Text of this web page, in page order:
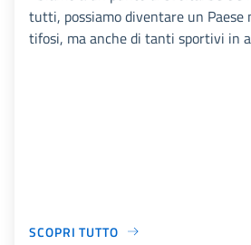
tutti, possiamo diventare un Paese
tifosi, ma anche di tanti sportivi in
SCOPRI TUTTO